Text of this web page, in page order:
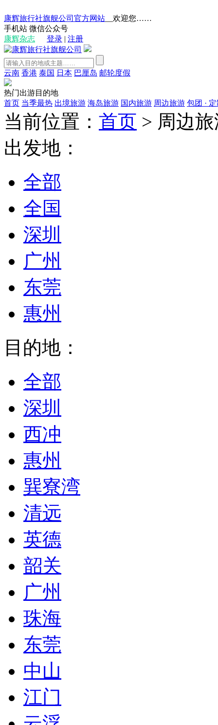
康辉旅行社旗舰公司官方网站 __欢迎您……
手机站 微信公众号
康辉杂志
登录 | 注册
云南 香港 泰国 日本 巴厘岛 邮轮度假
热门出游目的地
首页 当季最热 出境旅游 海岛旅游 国内旅游 周边旅游 包团 ·
当前位置： 首页 > 周边
出发地：
全部
全国
深圳
广州
东莞
惠州
目的地：
全部
深圳
西冲
惠州
巽寮湾
清远
英德
韶关
广州
珠海
东莞
中山
江门